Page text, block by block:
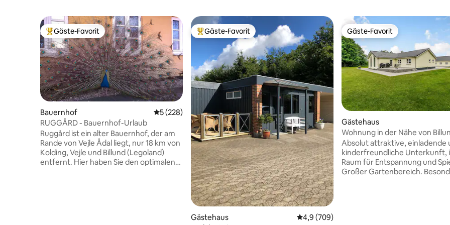
Beliebter Gäste-Favorit.
Gäste-Favorit
Bauernhof Durchschnittliche Bewertung: 5 von 5, 228 Bewertungen
5 (228)
RUGGÅRD - Bauernhof-Urlaub
Ruggård ist ein alter Bauernhof, der am
Rande von Vejle Ådal liegt, nur 18 km von
Kolding, Vejle und Billund (Legoland)
entfernt. Hier haben Sie den optimalen
Beliebter Gäste-Favorit.
Gäste-Favorit
Gästehaus Durchschnittliche Bewertung: 4,9 von 5,
4,9 (709)
Gäste-Favorit
Gäste-Favorit
Gästehaus
Wohnung in der Nähe von
Legoland Naturschöne Gegend
Absolut attraktive, einladende
kinderfreundliche Unterkunft,
Raum für Entspannung und
Großer Gartenbereich.